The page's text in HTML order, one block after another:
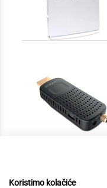
Koristimo kolačiće